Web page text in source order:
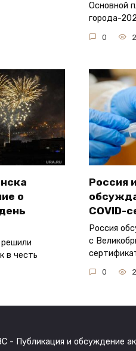
Основной
города-
0
о
решили
в честь
Россия
COVID-
Россия
с
0
- Публикация и обсуждение